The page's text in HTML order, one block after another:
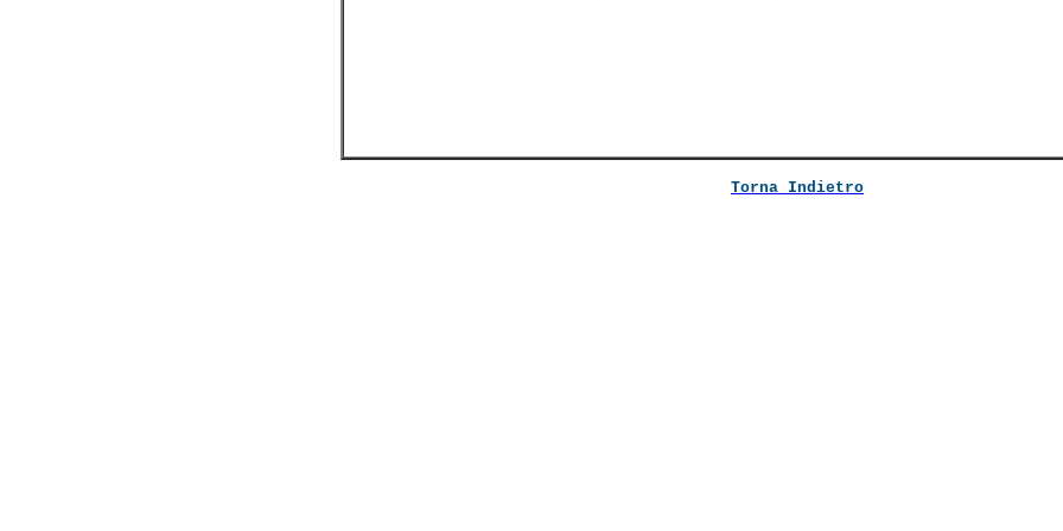
Torna Indietro